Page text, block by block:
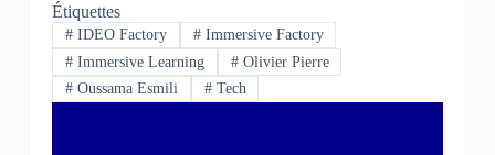
Étiquettes
#IDEO Factory #Immersive Factory
#Immersive Learning #Olivier Pierre
#Oussama Esmili #Tech